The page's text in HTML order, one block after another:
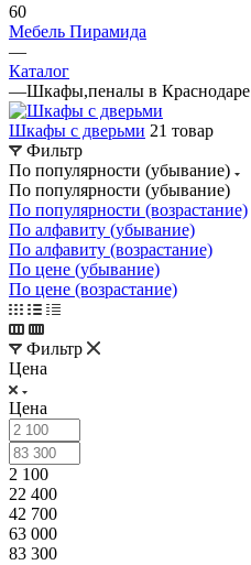
60
Мебель Пирамида
—
Каталог
—Шкафы,пеналы в Краснодаре
Шкафы с дверьми 21 товар
Фильтр
По популярности (убывание)
По популярности (убывание)
По популярности (возрастание)
По алфавиту (убывание)
По алфавиту (возрастание)
По цене (убывание)
По цене (возрастание)
Фильтр
Цена
Цена
2 100
22 400
42 700
63 000
83 300